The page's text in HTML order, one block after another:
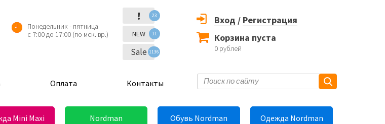
Понедельник - пятница
с 7:00 до 17:00 (по мск. вр.)
! 23
NEW 11
Sale 1136
Вход / Регистрация
Корзина пуста
0 рублей
Оплата Контакты
Mini Maxi Nordman Обувь Nordman Одежда Nordman